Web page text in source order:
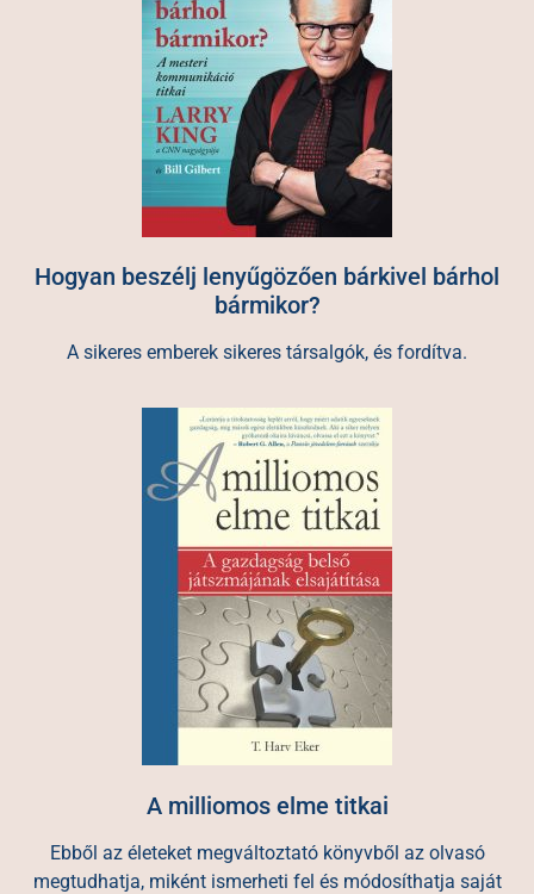
Hogyan beszélj lenyűgözően bárkivel bárhol
bármikor?
A sikeres emberek sikeres társalgók, és fordítva.
A milliomos elme titkai
Ebből az életeket megváltoztató könyvből az olvasó
megtudhatja, miként ismerheti fel és módosíthatja saját